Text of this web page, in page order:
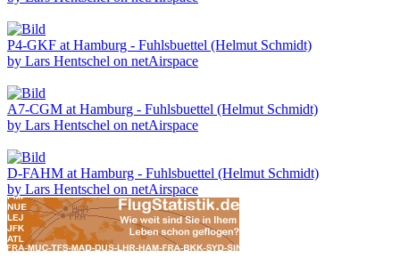
P4-GKF at Hamburg - Fuhlsbuettel (Helmut Schmidt)
by Lars Hentschel on netAirspace
A7-CGM at Hamburg - Fuhlsbuettel (Helmut Schmidt)
by Lars Hentschel on netAirspace
D-FAHM at Hamburg - Fuhlsbuettel (Helmut Schmidt)
by Lars Hentschel on netAirspace